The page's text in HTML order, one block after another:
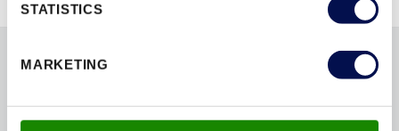
STATISTICS
MARKETING